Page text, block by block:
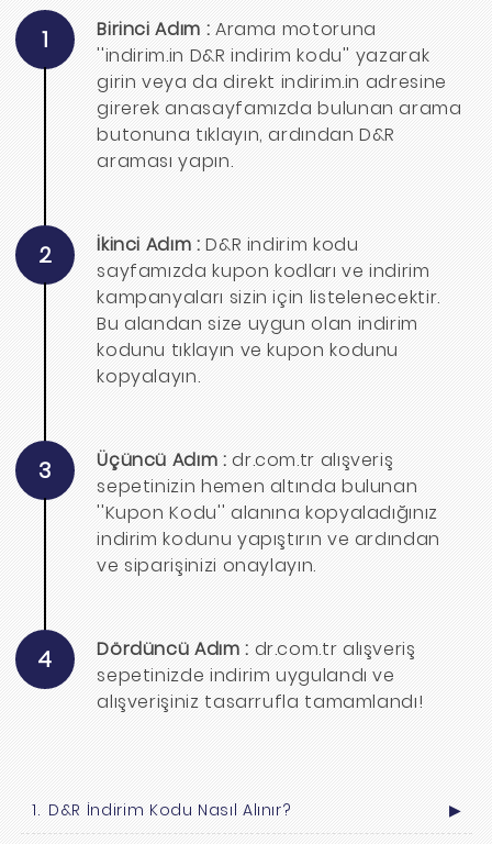
1 Birinci Adım : Arama motoruna
''indirim.in D&R indirim kodu'' yazarak
girin veya da direkt indirim.in adresine
girerek anasayfamızda bulunan arama
butonuna tıklayın, ardından D&R
araması yapın.
2 İkinci Adım : D&R indirim kodu
sayfamızda kupon kodları ve indirim
kampanyaları sizin için listelenecektir.
Bu alandan size uygun olan indirim
kodunu tıklayın ve kupon kodunu
kopyalayın.
3 Üçüncü Adım : dr.com.tr alışveriş
sepetinizin hemen altında bulunan
''Kupon Kodu'' alanına kopyaladığınız
indirim kodunu yapıştırın ve ardından
ve siparişinizi onaylayın.
4 Dördüncü Adım : dr.com.tr alışveriş
sepetinizde indirim uygulandı ve
alışverişiniz tasarrufla tamamlandı!
D&R İndirim Kodu Nasıl Alınır? ▶